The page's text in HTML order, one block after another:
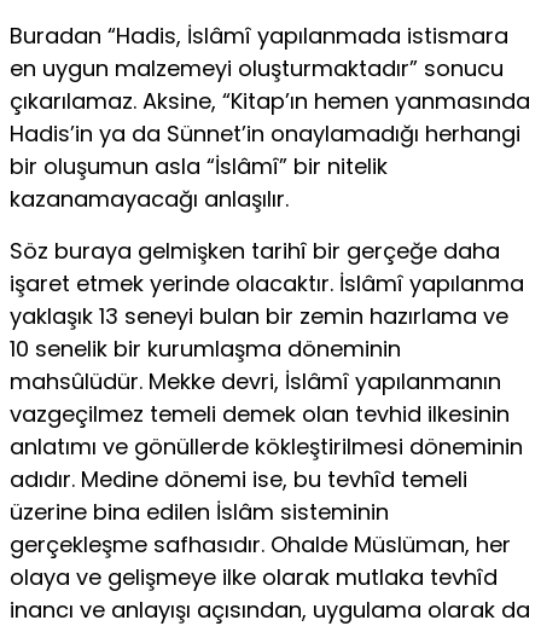
Buradan “Hadis, İslâmî yapılanmada istismara
en uygun malzemeyi oluşturmaktadır” sonucu
çıkarılamaz. Aksine, “Kitap’ın hemen yanmasında
Hadis’in ya da Sünnet’in onaylamadığı herhangi
bir oluşumun asla “İslâmî” bir nitelik
kazanamayacağı anlaşılır.
Söz buraya gelmişken tarihî bir gerçeğe daha
işaret etmek yerinde olacaktır. İslâmî yapılanma
yaklaşık 13 seneyi bulan bir zemin hazırlama ve
10 senelik bir kurumlaşma döneminin
mahsûlüdür. Mekke devri, İslâmî yapılanmanın
vazgeçilmez temeli demek olan tevhid ilkesinin
anlatımı ve gönüllerde kökleştirilmesi döneminin
adıdır. Medine dönemi ise, bu tevhîd temeli
üzerine bina edilen İslâm sisteminin
gerçekleşme safhasıdır. Ohalde Müslüman, her
olaya ve gelişmeye ilke olarak mutlaka tevhîd
inancı ve anlayışı açısından, uygulama olarak da